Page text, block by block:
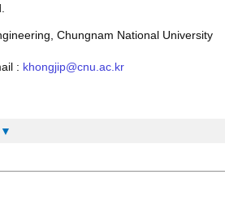
Chungnam National University
: khongjip@cnu.ac.kr